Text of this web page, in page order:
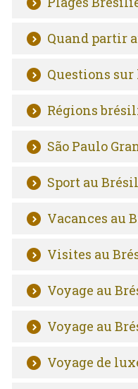
Quand partir
Questions
Régions
São Paulo
Sport au Brésil
Vacances au
Visites au
Voyage au
Voyage au
Voyage de